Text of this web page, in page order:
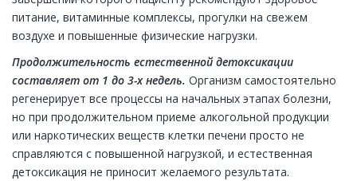
питание, витаминные комплексы, прогулки на свежем
воздухе и повышенные физические нагрузки.
Продолжительность естественной детоксикации
составляет от 1 до 3-х недель. Организм самостоятельно
регенерирует все процессы на начальных этапах болезни,
но при продолжительном приеме алкогольной продукции
или наркотических веществ клетки печени просто не
справляются с повышенной нагрузкой, и естественная
детоксикация не приносит желаемого результата.